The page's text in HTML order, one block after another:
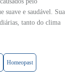
suave e saudável. Sua
tanto do clima
Homeopast